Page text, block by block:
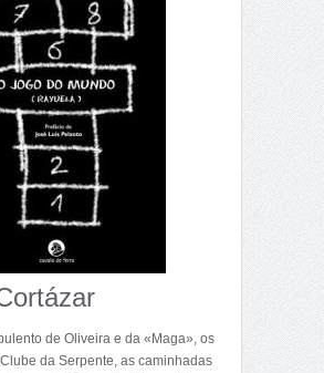
de Oliveira e da «Maga», os
da Serpente, as caminhadas